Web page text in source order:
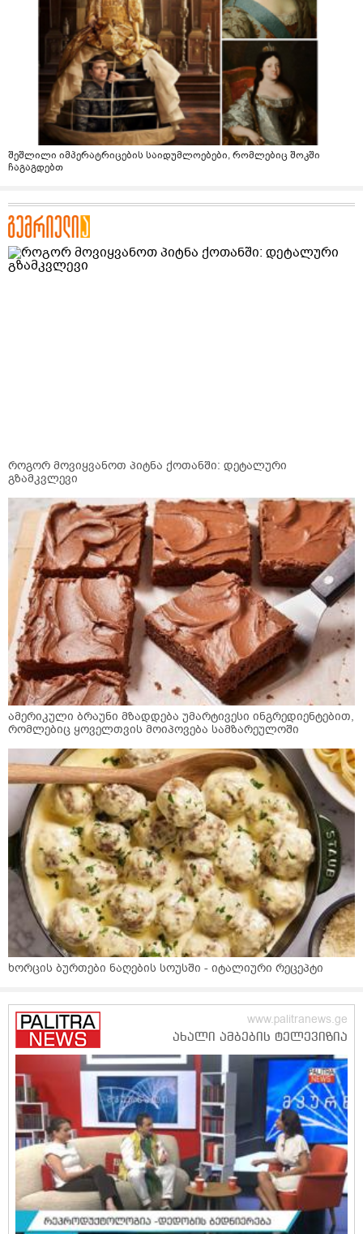
შეშლილი იმპერატრიცების საიდუმლოებები, რომლებიც შოკში
ჩაგაგდებთ
როგორ მოვიყვანოთ პიტნა ქოთანში: დეტალური
გზამკვლევი
ამერიკული ბრაუნი მზადდება უმარტივესი ინგრედიენტებით,
რომლებიც ყოველთვის მოიპოვება სამზარეულოში
ხორცის ბურთები ნაღების სოუსში - იტალიური რეცეპტი